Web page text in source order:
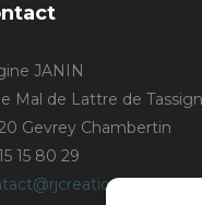
JANIN
Mal de Lattre de
Gevrey Chambertin
15 80 29